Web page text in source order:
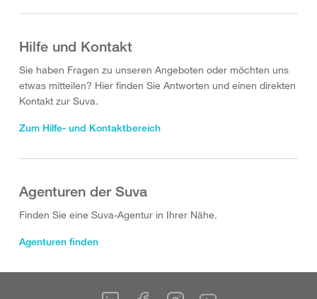
Hilfe und Kontakt
Sie haben Fragen zu unseren Angeboten oder möchten uns
etwas mitteilen? Hier finden Sie Antworten und einen direkten
Kontakt zur Suva.
Zum Hilfe- und Kontaktbereich
Agenturen der Suva
Finden Sie eine Suva-Agentur in Ihrer Nähe.
Agenturen finden